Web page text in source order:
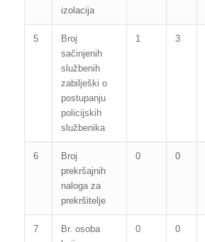
izolacija
5
Broj
sačinjenih
službenih
zabilješki o
postupanju
policijskih
službenika
1 3
6
Broj
prekršajnih
naloga za
prekršitelje
0 0
7
Br. osoba
0 0